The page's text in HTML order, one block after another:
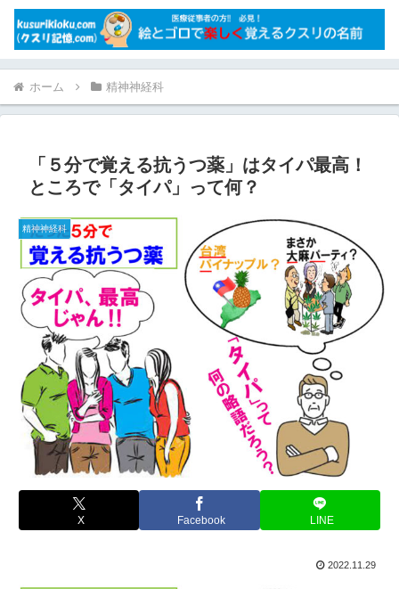
ホーム 精神神経科
「５分で覚える抗うつ薬」はタイパ最高！
ところで「タイパ」って何？
精神神経科
X Facebook LINE
2022.11.29